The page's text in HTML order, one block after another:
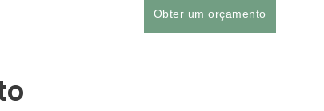
Obter um orçamento